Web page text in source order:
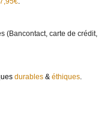
(Bancontact, carte de crédit,
durables & éthiques